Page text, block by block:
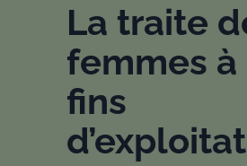
La traite
femmes à
fins